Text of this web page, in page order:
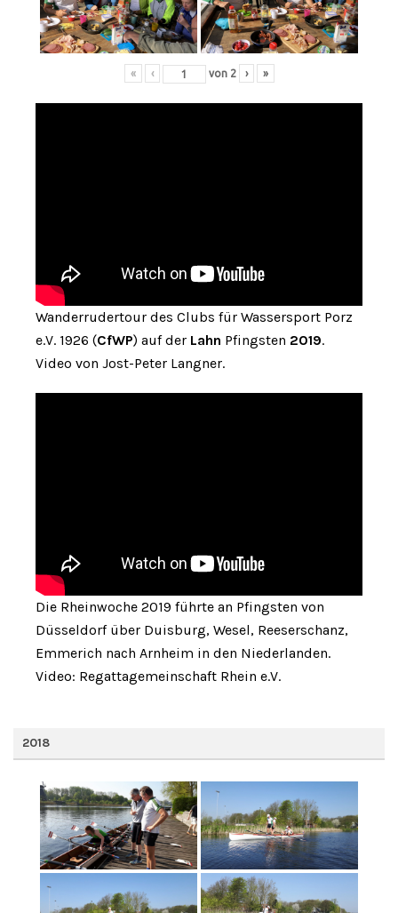
« ‹ von 2 › »
Wanderrudertour des Clubs für Wassersport Porz
e.V. 1926 (CfWP) auf der Lahn Pfingsten 2019.
Video von Jost-Peter Langner.
Die Rheinwoche 2019 führte an Pfingsten von
Düsseldorf über Duisburg, Wesel, Reeserschanz,
Emmerich nach Arnheim in den Niederlanden.
Video: Regattagemeinschaft Rhein e.V.
2018